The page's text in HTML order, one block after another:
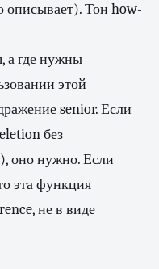
описывает). Тон how-
а где нужны
этой
senior. Если
без
оно нужно. Если
эта функция
не в виде